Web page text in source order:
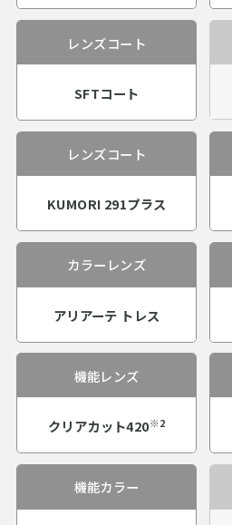
レンズコート
SFTコート
レンズコート
KUMORI 291プラス
カラーレンズ
アリアーテ トレス
機能レンズ
クリアカット420※2
機能カラー